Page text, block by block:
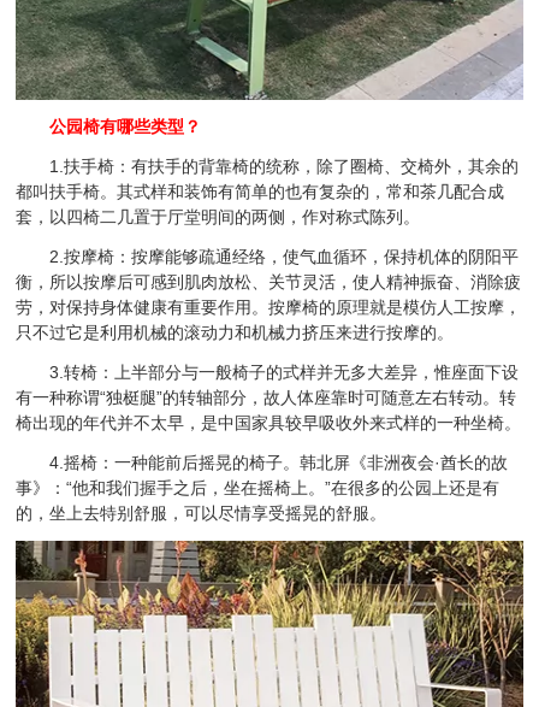
公园椅有哪些类型？
1.扶手椅：有扶手的背靠椅的统称，除了圈椅、交椅外，其余的
都叫扶手椅。其式样和装饰有简单的也有复杂的，常和茶几配合成
套，以四椅二几置于厅堂明间的两侧，作对称式陈列。
2.按摩椅：按摩能够疏通经络，使气血循环，保持机体的阴阳平
衡，所以按摩后可感到肌肉放松、关节灵活，使人精神振奋、消除疲
劳，对保持身体健康有重要作用。按摩椅的原理就是模仿人工按摩，
只不过它是利用机械的滚动力和机械力挤压来进行按摩的。
3.转椅：上半部分与一般椅子的式样并无多大差异，惟座面下设
有一种称谓“独梃腿”的转轴部分，故人体座靠时可随意左右转动。转
椅出现的年代并不太早，是中国家具较早吸收外来式样的一种坐椅。
4.摇椅：一种能前后摇晃的椅子。韩北屏《非洲夜会·酋长的故
事》：“他和我们握手之后，坐在摇椅上。”在很多的公园上还是有
的，坐上去特别舒服，可以尽情享受摇晃的舒服。